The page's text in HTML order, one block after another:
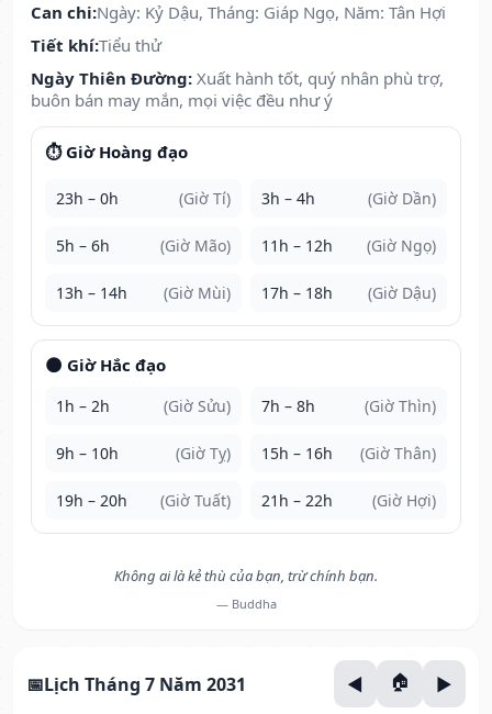
Can chi:Ngày: Kỷ Dậu, Tháng: Giáp Ngọ, Năm: Tân Hợi
Tiết khí:Tiểu thử
Ngày Thiên Đường: Xuất hành tốt, quý nhân phù trợ,
buôn bán may mắn, mọi việc đều như ý
⏱️ Giờ Hoàng đạo
23h – 0h (Giờ Tí) 3h – 4h (Giờ Dần)
5h – 6h (Giờ Mão) 11h – 12h (Giờ Ngọ)
13h – 14h (Giờ Mùi) 17h – 18h (Giờ Dậu)
🌑 Giờ Hắc đạo
1h – 2h (Giờ Sửu) 7h – 8h (Giờ Thìn)
9h – 10h (Giờ Tỵ) 15h – 16h (Giờ Thân)
19h – 20h (Giờ Tuất) 21h – 22h (Giờ Hợi)
Không ai là kẻ thù của bạn, trừ chính bạn.
— Buddha
Lịch Tháng 7 Năm 2031